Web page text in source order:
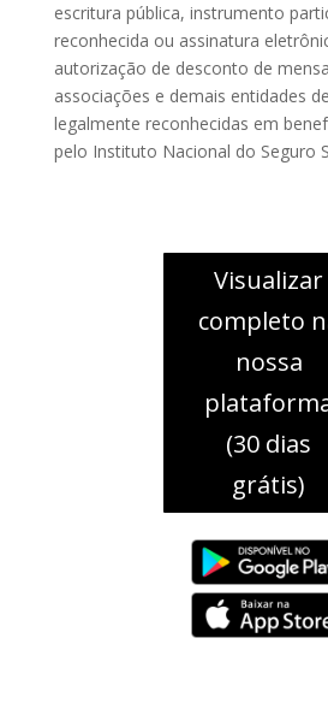
escritura pública, instrumento
reconhecida ou assinatura
autorização de desconto de
associações e demais entidades
legalmente reconhecidas em
pelo Instituto Nacional do Seguro
Visualizar
completo
nossa
(30 dias
grátis)